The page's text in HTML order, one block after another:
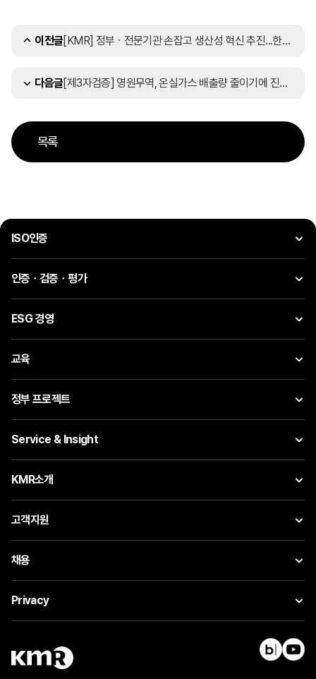
이전글 [KMR] 정부ㆍ전문기관 손잡고 생산성 혁신 추진...한국경영인증원 지원단 참여
다음글 [제3자검증] 영원무역, 온실가스 배출량 줄이기에 진심..한국경영인증원 ‘제3자 검증’ 완료
목록
ISO인증
인증ㆍ검증ㆍ평가
ESG 경영
교육
정부 프로젝트
Service & Insight
KMR소개
고객지원
채용
Privacy